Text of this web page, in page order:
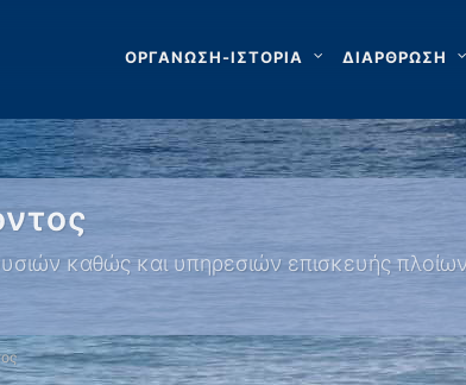
ΟΡΓΑΝΩΣΗ-ΙΣΤΟΡΙΑ ΔΙΑΡΘΡΩΣΗ
καθώς και υπηρεσιών επισκευής